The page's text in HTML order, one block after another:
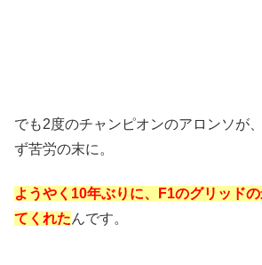
でも2度のチャンピオンのアロンソが
ず苦労の末に。
ようやく10年ぶりに、F1のグリッド
てくれたんです。